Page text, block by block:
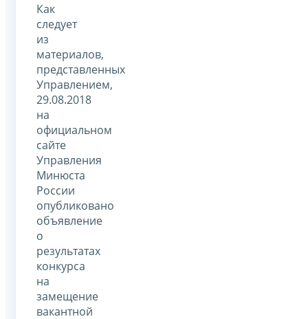
Как
следует
из
материалов,
представленных
Управлением,
29.08.2018
на
официальном
сайте
Управления
Минюста
России
опубликовано
объявление
о
результатах
конкурса
на
замещение
вакантной